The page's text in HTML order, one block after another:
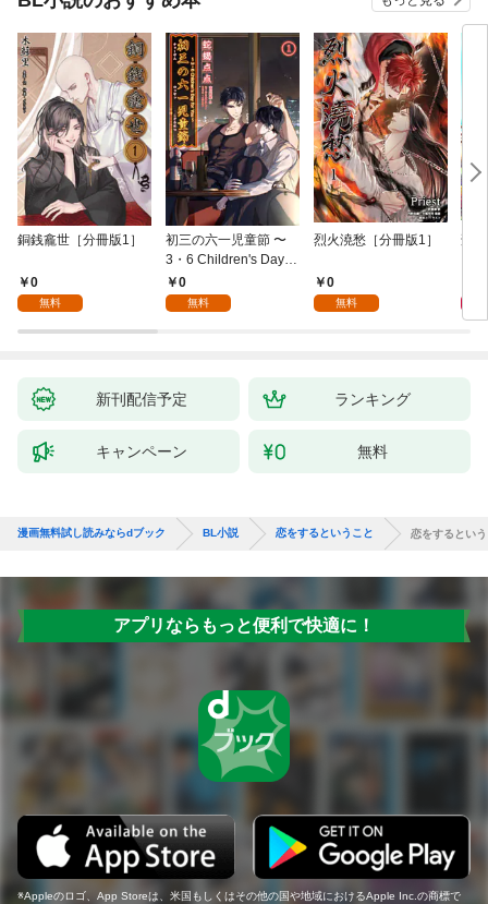
銅銭龕世［分冊版1］
0
無料
初三の六一児童節 〜
3・6 Children's Day fo
r You〜［分冊版1］
0
無料
烈火澆愁［分冊版1］
0
無料
刑
新刊配信予定 ランキング
キャンペーン 無料
漫画無料試し読みならdブック BL小説 恋をするということ 恋をするとい
アプリならもっと便利で快適に！
Appleのロゴ、App Storeは、米国もしくはその他の国や地域におけるApple Inc.の商標で